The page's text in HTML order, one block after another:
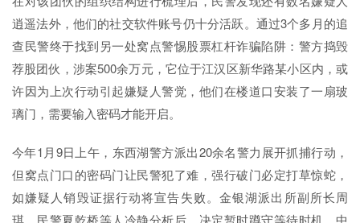
逍遥法外，他们的社交软件账号仍十分活跃。通过3个多月的追
查民警终于找到另一处窝点警惕股票杠杆诈骗陷阱：警方捣毁
荐股团伙，涉案500余万元，它位于江汉区新华路某小区内，或
许因为上次行动引起嫌疑人警觉，他们在楼道口安装了一扇玻
璃门，需要输入密码才能开启。
今年1月9日上午，东西湖警方派出20余名警力展开抓捕行动，
但窝点门口的密码门让民警犯了难，强行破门必定打草惊蛇，
如嫌疑人销毁证据行动将宣告失败。金银湖派出所副所长周
琪、民警夏乾桥等人冷静分析后，决定暂时蹲守等待时机。中